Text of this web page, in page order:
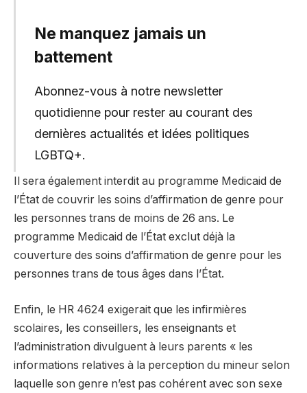
Ne manquez jamais un
battement
Abonnez-vous à notre newsletter
quotidienne pour rester au courant des
dernières actualités et idées politiques
LGBTQ+.
Il sera également interdit au programme Medicaid de
l’État de couvrir les soins d’affirmation de genre pour
les personnes trans de moins de 26 ans. Le
programme Medicaid de l’État exclut déjà la
couverture des soins d’affirmation de genre pour les
personnes trans de tous âges dans l’État.
Enfin, le HR 4624 exigerait que les infirmières
scolaires, les conseillers, les enseignants et
l’administration divulguent à leurs parents « les
informations relatives à la perception du mineur selon
laquelle son genre n’est pas cohérent avec son sexe